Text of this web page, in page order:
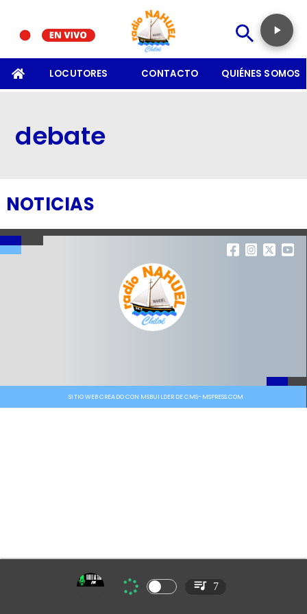
LOCUTORES CONTACTO QUIÉNES SOMOS
debate
NOTICIAS
SITIO WEB CREADO CON MSBUILDER DE CMS-MSPRESS.COM
7